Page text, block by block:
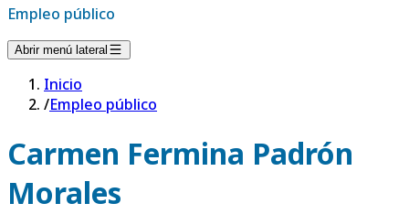
Empleo público
Abrir menú lateral
Inicio
/Empleo público
Carmen Fermina Padrón
Morales